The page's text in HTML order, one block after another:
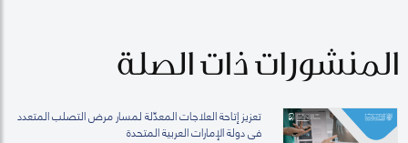
المنشورات ذات الصلة
تعزيز إتاحة العلاجات المعدِّلة لمسار مرض التصلب المتعدد
في دولة الإمارات العربية المتحدة